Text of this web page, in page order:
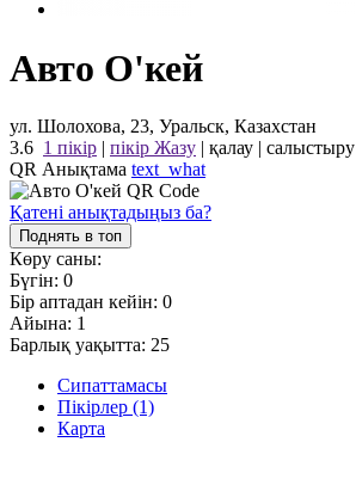
Авто О'кей
ул. Шолохова, 23, Уральск, Казахстан
3.6 1 пікір | пікір Жазу | қалау | салыстыру
QR Анықтама text_what
Қатені анықтадыңыз ба?
Поднять в топ
Көру саны:
Бүгін: 0
Бір аптадан кейін: 0
Айына: 1
Барлық уақытта: 25
Сипаттамасы
Пікірлер (1)
Карта